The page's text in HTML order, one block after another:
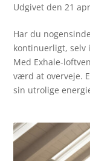
Udgivet den 21
Har du
kontinuerligt, selv
Med Exhale-
værd at overveje.
sin utrolige